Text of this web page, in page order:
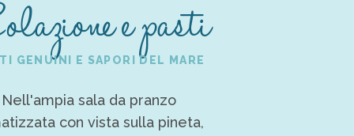
e pasti
GENUINI E SAPORI DEL MARE
Nell'ampia sala da pranzo
con vista sulla pineta,